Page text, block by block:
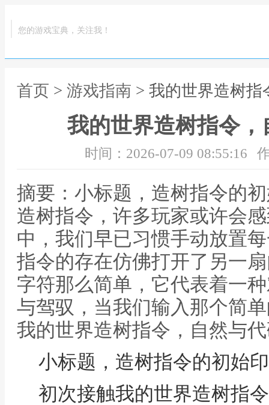
您的游戏宝典，关注我！
首页 > 游戏指南 > 我的世界造树
我的世界造树指令
时间：2026-07-09 08:55:16
摘要：小标题，造树指令的
造树指令，许多玩家或许会
中，我们早已习惯手动放置
指令的存在仿佛打开了另一
字符那么简单，它代表着一
与驾驭，当我们输入那个简
我的世界造树指令，自然与
小标题，造树指令的初始
初次接触我的世界造树指